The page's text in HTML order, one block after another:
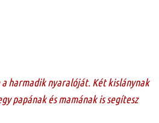
a harmadik nyaralóját. Két kislánynak
papának és mamának is segítesz